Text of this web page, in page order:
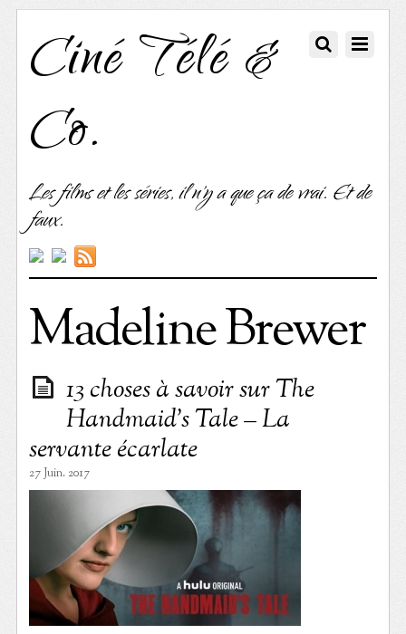
Ciné Télé &
Co.
Les films et les séries, il n'y a que ça de vrai. Et de
faux.
Madeline Brewer
13 choses à savoir sur The
Handmaid’s Tale – La
servante écarlate
27 Juin. 2017